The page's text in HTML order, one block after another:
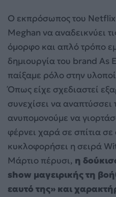
Ο εκπρόσωπος του
Meghan να αναδεικνύει
όμορφο και απλό τρόπο
δημιουργία του brand As
παίξαμε ρόλο στην
Όπως είχε σχεδιαστεί
συνεχίσει να
ανυπομονούμε να
φέρνει χαρά σε σπίτια
κυκλοφορήσει η σειρά
Μάρτιο πέρυσι, η
show μαγειρικής τη
εαυτό της» και